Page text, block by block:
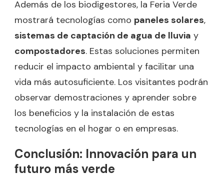
Además de los biodigestores, la Feria Verde
mostrará tecnologías como paneles solares,
sistemas de captación de agua de lluvia y
compostadores. Estas soluciones permiten
reducir el impacto ambiental y facilitar una
vida más autosuficiente. Los visitantes podrán
observar demostraciones y aprender sobre
los beneficios y la instalación de estas
tecnologías en el hogar o en empresas.
Conclusión: Innovación para un
futuro más verde